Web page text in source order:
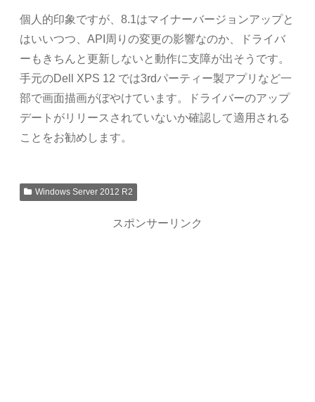
個人的印象ですが、8.1はマイナーバージョンアップと
はいいつつ、API周りの変更の影響なのか、ドライバ
ーもきちんと更新しないと動作に支障が出そうです。
手元のDell XPS 12 では3rdパーティー製アプリなど一
部で画面描画がぼやけています。ドライバーのアップ
デートがリリースされていないか確認して適用される
ことをお勧めします。
Windows Server 2012 R2
スポンサーリンク